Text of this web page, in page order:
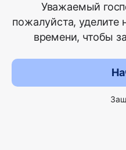
Уважаемый
пожалуйста, уделите
времени, чтобы